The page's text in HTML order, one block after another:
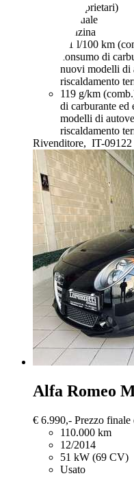
- (Proprietari)
Manuale
Benzina
5,1 l/100 km
consumo di
nuovi modelli di
riscaldamento
119 g/km
di carburante
modelli di
riscaldamento
Rivenditore, IT-
Alfa Romeo
€ 6.990,- Prezzo finale
110.000 km
12/2014
51 kW (69 CV)
Usato